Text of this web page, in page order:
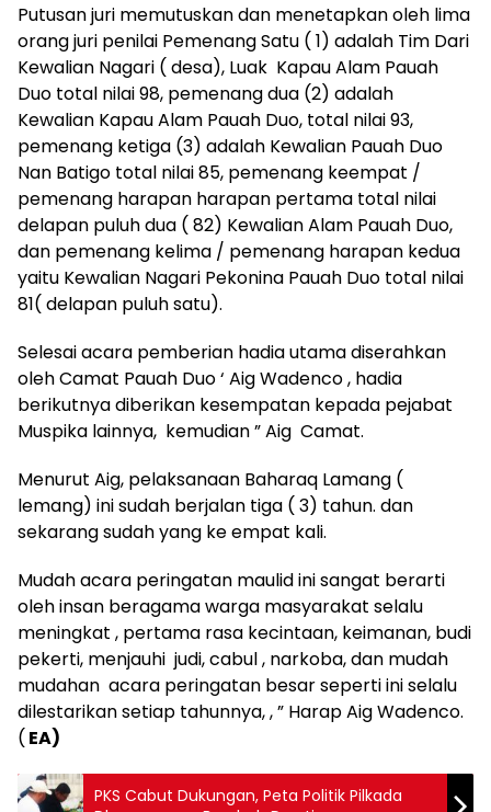
Putusan juri memutuskan dan menetapkan oleh lima
orang juri penilai Pemenang Satu ( 1) adalah Tim Dari
Kewalian Nagari ( desa), Luak Kapau Alam Pauah
Duo total nilai 98, pemenang dua (2) adalah
Kewalian Kapau Alam Pauah Duo, total nilai 93,
pemenang ketiga (3) adalah Kewalian Pauah Duo
Nan Batigo total nilai 85, pemenang keempat /
pemenang harapan harapan pertama total nilai
delapan puluh dua ( 82) Kewalian Alam Pauah Duo,
dan pemenang kelima / pemenang harapan kedua
yaitu Kewalian Nagari Pekonina Pauah Duo total nilai
81( delapan puluh satu).
Selesai acara pemberian hadia utama diserahkan
oleh Camat Pauah Duo ‘ Aig Wadenco , hadia
berikutnya diberikan kesempatan kepada pejabat
Muspika lainnya, kemudian ” Aig Camat.
Menurut Aig, pelaksanaan Baharaq Lamang (
lemang) ini sudah berjalan tiga ( 3) tahun. dan
sekarang sudah yang ke empat kali.
Mudah acara peringatan maulid ini sangat berarti
oleh insan beragama warga masyarakat selalu
meningkat , pertama rasa kecintaan, keimanan, budi
pekerti, menjauhi judi, cabul , narkoba, dan mudah
mudahan acara peringatan besar seperti ini selalu
dilestarikan setiap tahunnya, , ” Harap Aig Wadenco.
( EA)
PKS Cabut Dukungan, Peta Politik Pilkada